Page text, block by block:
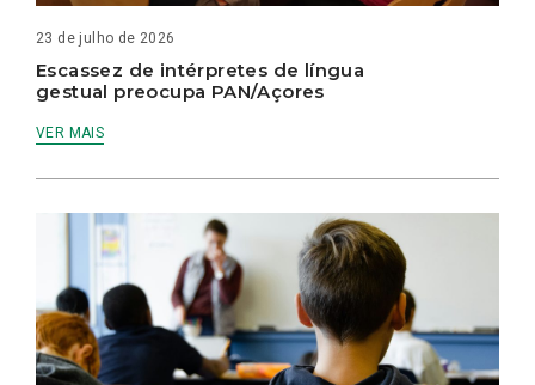
23 de julho de 2026
Escassez de intérpretes de língua
gestual preocupa PAN/Açores
VER MAIS